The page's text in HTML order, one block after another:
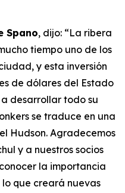
Spano, dijo: “La ribera
tiempo uno de los
y esta inversión
de dólares del Estado
desarrollar todo su
se traduce en una
Hudson. Agradecemos
y a nuestros socios
la importancia
que creará nuevas